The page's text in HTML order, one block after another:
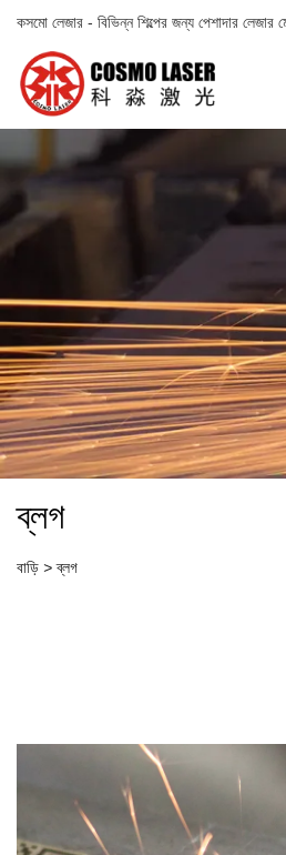
কসমো লেজার - বিভিন্ন শিল্পের জন্য পেশাদার লেজার
ব্লগ
বাড়ি > ব্লগ